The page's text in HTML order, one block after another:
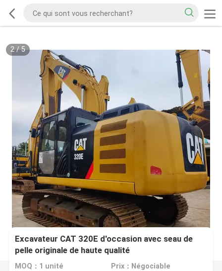
2/5
Excavateur CAT 320E d'occasion avec seau de
pelle originale de haute qualité
MOQ：1 unité Prix：Négociable